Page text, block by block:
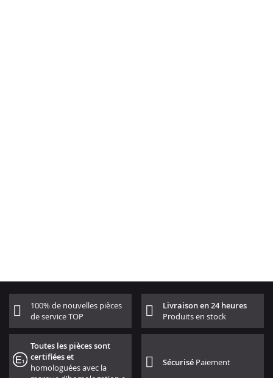
100% de nouvelles pièces
de service TOP
Livraison en 24 heures
Produits en stock
Toutes les pièces sont
certifiées et
homologuées avec la
Sécurisé Paiement